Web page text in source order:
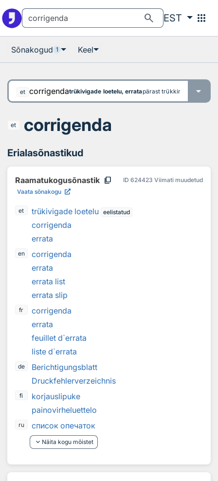
search EST apps
Sõnakogud 1 Keel
et corrigendatrükivigade loetelu, erratapärast trükkimist
et corrigenda
Erialasõnastikud
Raamatukogusõnastik content_copy ID 624423 Viimati muudetud
Vaata sõnakogu
et trükivigade loetelu eelistatud
corrigenda
errata
en
corrigenda
errata
errata list
errata slip
fr
corrigenda
errata
feuillet d`errata
liste d`errata
de
Berichtigungsblatt
Druckfehlerverzeichnis
fi
korjauslipuke
painovirheluettelo
ru
список опечаток
keyboard_arrow_down Näita kogu mõistet